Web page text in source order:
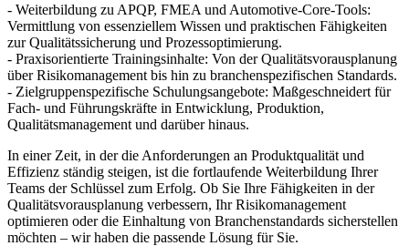
- Weiterbildung zu APQP, FMEA und Automotive-Core-Tools:
Vermittlung von essenziellem Wissen und praktischen Fähigkeiten
zur Qualitätssicherung und Prozessoptimierung.
- Praxisorientierte Trainingsinhalte: Von der Qualitätsvorausplanung
über Risikomanagement bis hin zu branchenspezifischen Standards.
- Zielgruppenspezifische Schulungsangebote: Maßgeschneidert für
Fach- und Führungskräfte in Entwicklung, Produktion,
Qualitätsmanagement und darüber hinaus.
In einer Zeit, in der die Anforderungen an Produktqualität und
Effizienz ständig steigen, ist die fortlaufende Weiterbildung Ihrer
Teams der Schlüssel zum Erfolg. Ob Sie Ihre Fähigkeiten in der
Qualitätsvorausplanung verbessern, Ihr Risikomanagement
optimieren oder die Einhaltung von Branchenstandards sicherstellen
möchten – wir haben die passende Lösung für Sie.